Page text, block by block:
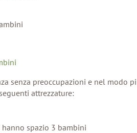
senza preoccupazioni e nel modo
attrezzature:
spazio 3 bambini